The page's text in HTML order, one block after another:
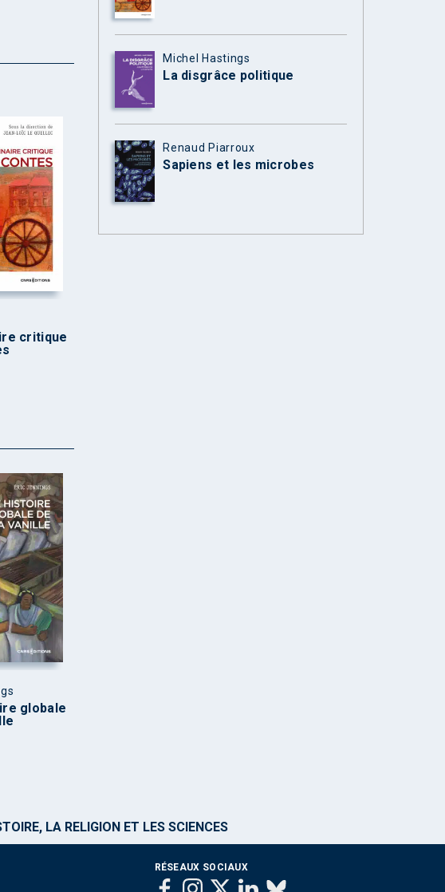
critique
globale
Michel Hastings
La disgrâce politique
Renaud Piarroux
Sapiens et les microbes
LA RELIGION ET LES SCIENCES
RÉSEAUX SOCIAUX